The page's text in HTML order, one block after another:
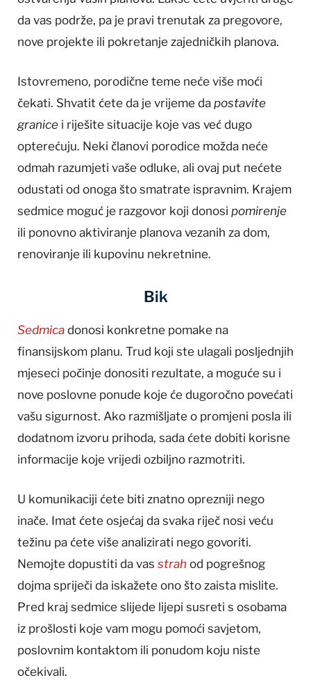
da vas podrže, pa je pravi trenutak za pregovore,
nove projekte ili pokretanje zajedničkih planova.
Istovremeno, porodične teme neće više moći
čekati. Shvatit ćete da je vrijeme da postavite
granice i riješite situacije koje vas već dugo
opterećuju. Neki članovi porodice možda neće
odmah razumjeti vaše odluke, ali ovaj put nećete
odustati od onoga što smatrate ispravnim. Krajem
sedmice moguć je razgovor koji donosi pomirenje
ili ponovno aktiviranje planova vezanih za dom,
renoviranje ili kupovinu nekretnine.
Bik
Sedmica donosi konkretne pomake na
finansijskom planu. Trud koji ste ulagali posljednjih
mjeseci počinje donositi rezultate, a moguće su i
nove poslovne ponude koje će dugoročno povećati
vašu sigurnost. Ako razmišljate o promjeni posla ili
dodatnom izvoru prihoda, sada ćete dobiti korisne
informacije koje vrijedi ozbiljno razmotriti.
U komunikaciji ćete biti znatno oprezniji nego
inače. Imat ćete osjećaj da svaka riječ nosi veću
težinu pa ćete više analizirati nego govoriti.
Nemojte dopustiti da vas strah od pogrešnog
dojma spriječi da iskažete ono što zaista mislite.
Pred kraj sedmice slijede lijepi susreti s osobama
iz prošlosti koje vam mogu pomoći savjetom,
poslovnim kontaktom ili ponudom koju niste
očekivali.